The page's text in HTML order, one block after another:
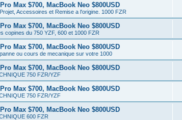
Max $700, MacBook Neo $800USD
Accessoires et Remise a l'origine. 1000 FZR
Max $700, MacBook Neo $800USD
copines du 750 YZF, 600 et 1000 FZR
Max $700, MacBook Neo $800USD
ou cours de mecanique sur votre 1000
Max $700, MacBook Neo $800USD
750 FZR/YZF
Max $700, MacBook Neo $800USD
750 FZR/YZF
Max $700, MacBook Neo $800USD
600 FZR